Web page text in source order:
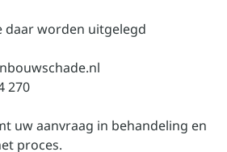
daar worden uitgelegd
270
uw aanvraag in behandeling en
proces.